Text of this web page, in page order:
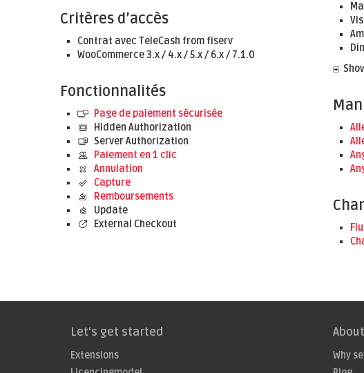
Critères d’accès
Contrat avec TeleCash from fiserv
WooCommerce 3.x / 4.x / 5.x / 6.x / 7.1.0
Fonctionnalités
Page de paiement sécurisée
Hidden Authorization
Server Authorization
Paiement en 1 clic
Annulation
Capture
Remboursements
Update
External Checkout
Let's get started
Extensions
About
Why